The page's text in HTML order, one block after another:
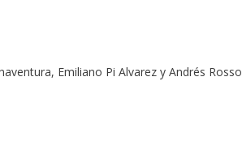
Emiliano Pi Alvarez y Andrés Rosso